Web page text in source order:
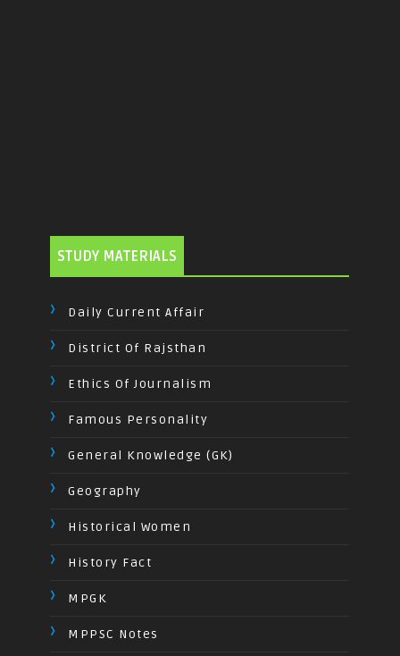
STUDY MATERIALS
Daily Current Affair
District Of Rajsthan
Ethics Of Journalism
Famous Personality
General Knowledge (GK)
Geography
Historical Women
History Fact
MPGK
MPPSC Notes